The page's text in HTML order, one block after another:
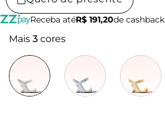
Receba atéR$ 191,20de cashback
Mais 3 cores